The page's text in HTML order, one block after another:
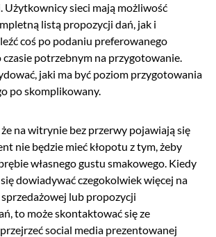
Użytkownicy sieci mają możliwość
listą propozycji dań, jak i
coś po podaniu preferowanego
potrzebnym na przygotowanie.
jaki ma być poziom przygotowania
po skomplikowany.
na witrynie bez przerwy pojawiają się
nie będzie mieć kłopotu z tym, żeby
własnego gustu smakowego. Kiedy
dowiadywać czegokolwiek więcej na
lub propozycji
to może skontaktować się ze
social media prezentowanej